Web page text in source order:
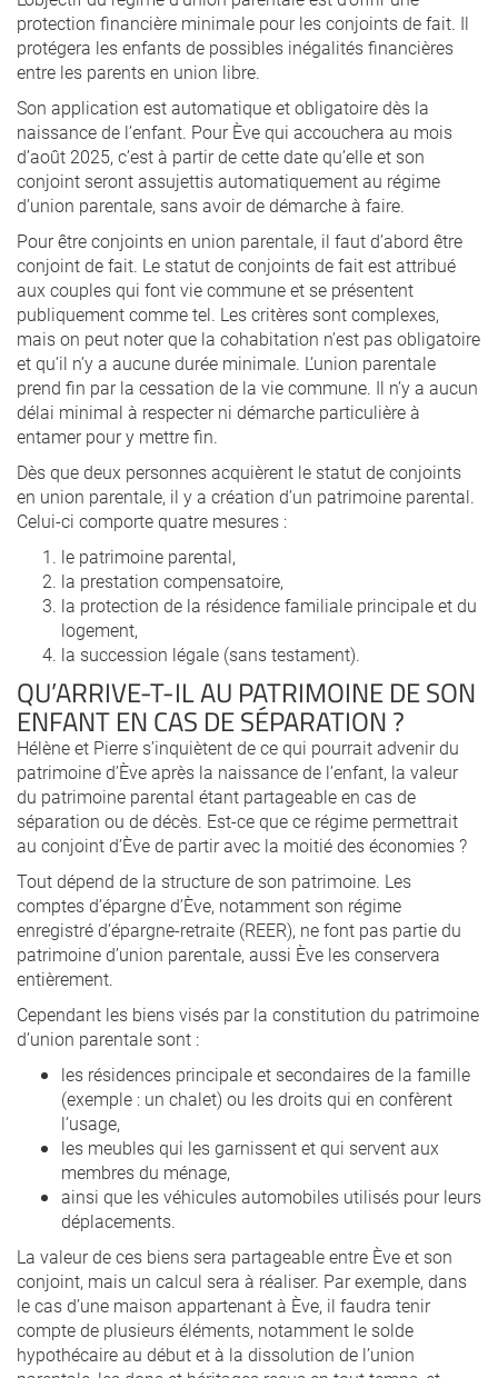
protection financière minimale pour les conjoints de fait. Il
protégera les enfants de possibles inégalités financières
entre les parents en union libre.
Son application est automatique et obligatoire dès la
naissance de l’enfant. Pour Ève qui accouchera au mois
d’août 2025, c’est à partir de cette date qu’elle et son
conjoint seront assujettis automatiquement au régime
d’union parentale, sans avoir de démarche à faire.
Pour être conjoints en union parentale, il faut d’abord être
conjoint de fait. Le statut de conjoints de fait est attribué
aux couples qui font vie commune et se présentent
publiquement comme tel. Les critères sont complexes,
mais on peut noter que la cohabitation n’est pas obligatoire
et qu’il n’y a aucune durée minimale. L’union parentale
prend fin par la cessation de la vie commune. Il n’y a aucun
délai minimal à respecter ni démarche particulière à
entamer pour y mettre fin.
Dès que deux personnes acquièrent le statut de conjoints
en union parentale, il y a création d’un patrimoine parental.
Celui-ci comporte quatre mesures :
le patrimoine parental,
la prestation compensatoire,
la protection de la résidence familiale principale et du
logement,
la succession légale (sans testament).
QU’ARRIVE-T-IL AU PATRIMOINE DE SON
ENFANT EN CAS DE SÉPARATION ?
Hélène et Pierre s’inquiètent de ce qui pourrait advenir du
patrimoine d’Ève après la naissance de l’enfant, la valeur
du patrimoine parental étant partageable en cas de
séparation ou de décès. Est-ce que ce régime permettrait
au conjoint d’Ève de partir avec la moitié des économies ?
Tout dépend de la structure de son patrimoine. Les
comptes d’épargne d’Ève, notamment son régime
enregistré d’épargne-retraite (REER), ne font pas partie du
patrimoine d’union parentale, aussi Ève les conservera
entièrement.
Cependant les biens visés par la constitution du patrimoine
d’union parentale sont :
les résidences principale et secondaires de la famille
(exemple : un chalet) ou les droits qui en confèrent
l’usage,
les meubles qui les garnissent et qui servent aux
membres du ménage,
ainsi que les véhicules automobiles utilisés pour leurs
déplacements.
La valeur de ces biens sera partageable entre Ève et son
conjoint, mais un calcul sera à réaliser. Par exemple, dans
le cas d’une maison appartenant à Ève, il faudra tenir
compte de plusieurs éléments, notamment le solde
hypothécaire au début et à la dissolution de l’union